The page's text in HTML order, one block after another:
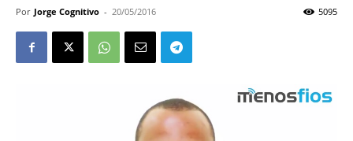
Por Jorge Cognitivo - 20/05/2016 5095